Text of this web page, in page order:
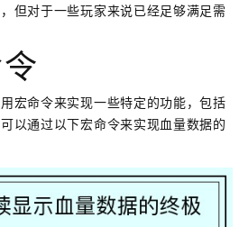
但对于一些玩家来说已经足够满足需
宏命令来实现一些特定的功能，包括
以通过以下宏命令来实现血量数据的